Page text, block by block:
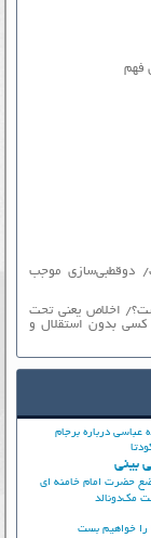
فهم
دوقطبی‌سازی موجب
اخلاص یعنی تحت
بدون استقلال و
عباسی درباره برجام
بینی
حضرت امام خامنه ای
مک‌دونالد
را خواهیم بست